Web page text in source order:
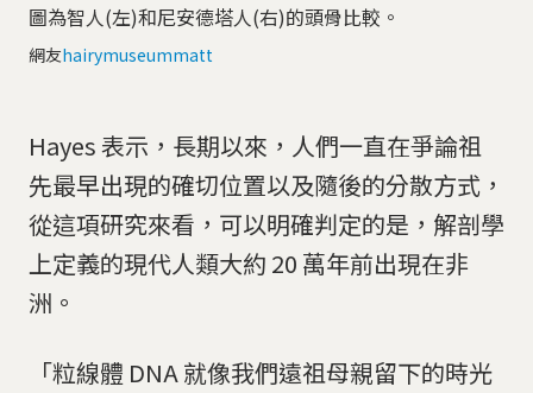
圖為智人(左)和尼安德塔人(右)的頭骨比較。
網友hairymuseummatt
Hayes 表示，長期以來，人們一直在爭論祖
先最早出現的確切位置以及隨後的分散方式，
從這項研究來看，可以明確判定的是，解剖學
上定義的現代人類大約 20 萬年前出現在非
洲。
「粒線體 DNA 就像我們遠祖母親留下的時光